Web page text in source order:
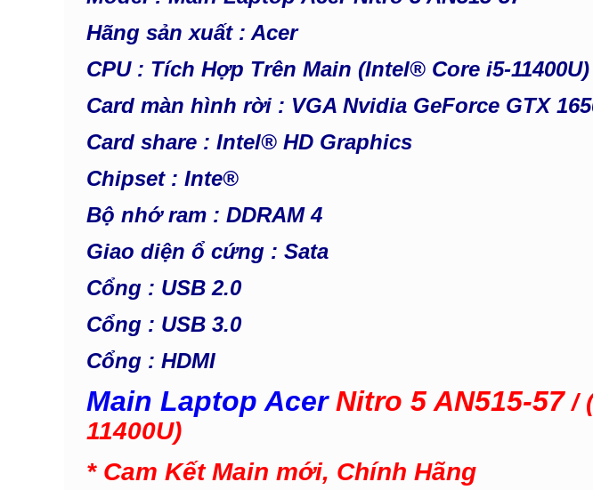
Hãng sản xuất : Acer
CPU : Tích Hợp Trên Main (Intel® Core i5-11400U)
Card màn hình rời : VGA Nvidia GeForce GTX
Card share : Intel® HD Graphics
Chipset : Inte®
Bộ nhớ ram : DDRAM 4
Giao diện ổ cứng : Sata
Cổng : USB 2.0
Cổng : USB 3.0
Cổng : HDMI
Main Laptop AcerNitro 5 AN515-57/
11400U)
* Cam Kết Main mới, Chính Hãng